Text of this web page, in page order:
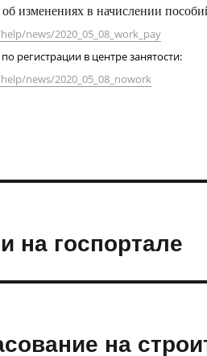
изменениях в начислении
news/2020_05_08_work_pay
регистрации в центре занятости:
news/2020_05_08_nowork
на госпортале
на